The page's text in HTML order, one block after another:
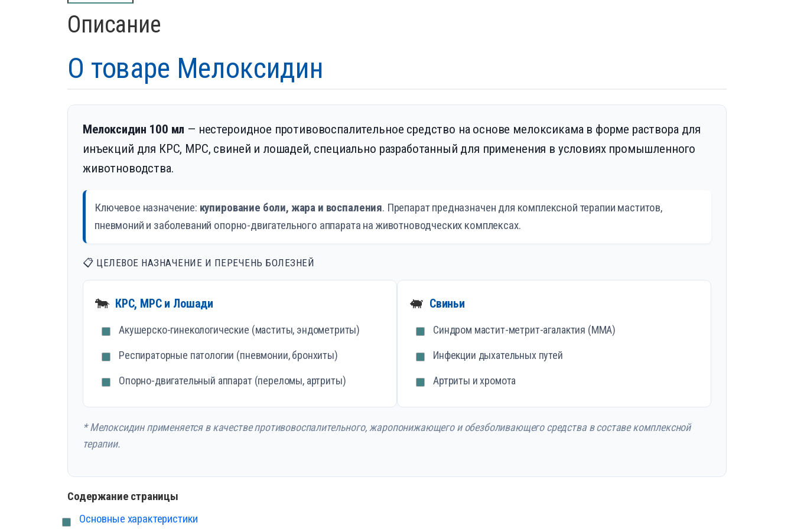
Описание
О товаре Мелоксидин
Мелоксидин 100 мл — нестероидное противовоспалительное средство на основе мелоксикама в форме раствора для
инъекций для КРС, МРС, свиней и лошадей, специально разработанный для применения в условиях промышленного
животноводства.
Ключевое назначение: купирование боли, жара и воспаления. Препарат предназначен для комплексной терапии маститов,
пневмоний и заболеваний опорно-двигательного аппарата на животноводческих комплексах.
📋 ЦЕЛЕВОЕ НАЗНАЧЕНИЕ И ПЕРЕЧЕНЬ БОЛЕЗНЕЙ
🐄 КРС, МРС и Лошади
Акушерско-гинекологические (маститы, эндометриты)
Респираторные патологии (пневмонии, бронхиты)
Опорно-двигательный аппарат (переломы, артриты)
🐖 Свиньи
Синдром мастит-метрит-агалактия (ММА)
Инфекции дыхательных путей
Артриты и хромота
* Мелоксидин применяется в качестве противовоспалительного, жаропонижающего и обезболивающего средства в составе комплексной
терапии.
Содержание страницы
Основные характеристики